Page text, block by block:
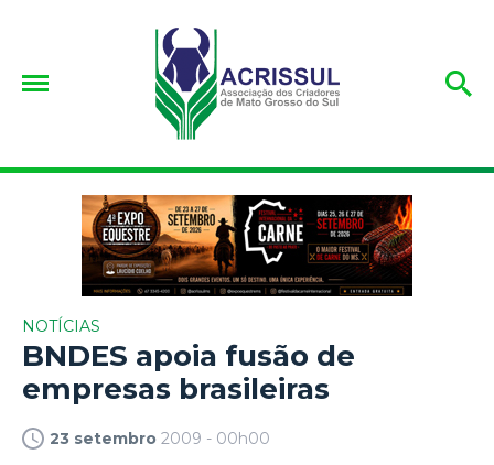
NOTÍCIAS
BNDES apoia fusão de
empresas brasileiras
23 setembro 2009 - 00h00